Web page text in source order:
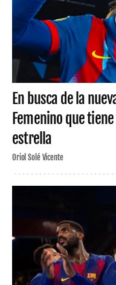
En busca de la
Femenino que
estrella
Oriol Solé Vicente